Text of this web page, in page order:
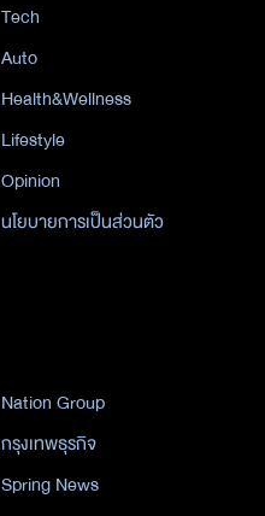
Tech
Auto
Health&Wellness
Lifestyle
Opinion
นโยบายการเป็นส่วนตัว
Nation Group
กรุงเทพธุรกิจ
Spring News